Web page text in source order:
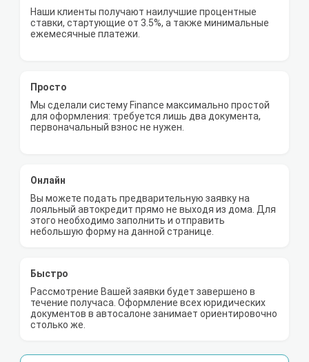
Наши клиенты получают наилучшие процентные
ставки, стартующие от 3.5%, а также минимальные
ежемесячные платежи.
Просто
Мы сделали систему Finance максимально простой
для оформления: требуется лишь два документа,
первоначальный взнос не нужен.
Онлайн
Вы можете подать предварительную заявку на
лояльный автокредит прямо не выходя из дома. Для
этого необходимо заполнить и отправить
небольшую форму на данной странице.
Быстро
Рассмотрение Вашей заявки будет завершено в
течение получаса. Оформление всех юридических
документов в автосалоне занимает ориентировочно
столько же.